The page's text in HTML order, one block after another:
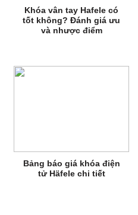
Khóa vân tay Hafele có
tốt không? Đánh giá ưu
và nhược điểm
Bảng báo giá khóa điện
tử Häfele chi tiết